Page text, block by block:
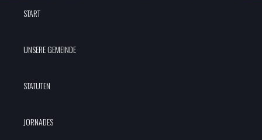
START
UNSERE GEMEINDE
STATUTEN
JORNADES